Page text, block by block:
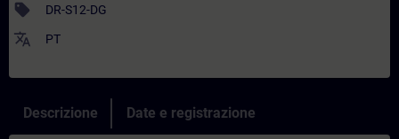
sell DR-S12-DG
translate PT
Descrizione Date e registrazione